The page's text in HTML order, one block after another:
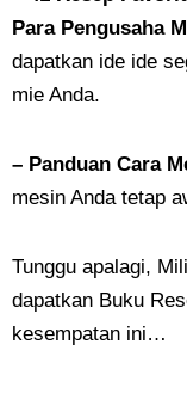
Para Pengusaha
dapatkan ide ide
mie Anda.
– Panduan Cara
mesin Anda tetap
Tunggu apalagi,
dapatkan Buku
kesempatan ini…